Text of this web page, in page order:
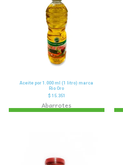
Aceite por 1.000 ml (1 litro) marca
Rio Oro
$15.351
Abarrotes